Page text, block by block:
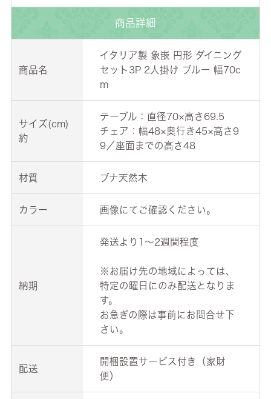
商品詳細
商品名
イタリア製 象嵌 円形 ダイニング
セット3P 2人掛け ブルー 幅70c
m
サイズ(cm)
約
テーブル：直径70×高さ69.5
チェア：幅48×奥行き45×高さ9
9／座面までの高さ48
材質 ブナ天然木
カラー 画像にてご確認ください。
納期
発送より1～2週間程度
※お届け先の地域によっては、
特定の曜日にのみ配送となりま
す。
お急ぎの際は事前にお問合せ下
さい。
配送
開梱設置サービス付き（家財
便）